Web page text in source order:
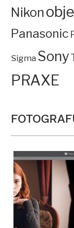
Nikon
Panasonic
Sigma Sony
PRAXE